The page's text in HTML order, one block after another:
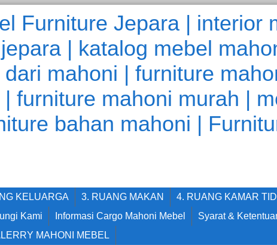
KELUARGA 3. RUANG MAKAN 4. RUANG KAMAR
Kami Informasi Cargo Mahoni Mebel Syarat &
MAHONI MEBEL